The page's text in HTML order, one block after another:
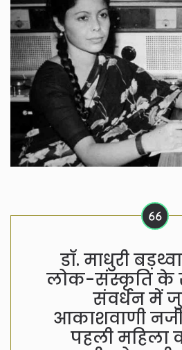
डॉ. माधुरी
लोक-संस्कृति के
संवर्धन में
आकाशवाणी
पहली महिला